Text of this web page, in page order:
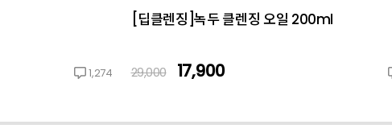
1,274
[딥클렌징]녹두 클렌징 오일 200ml
29,000 17,900